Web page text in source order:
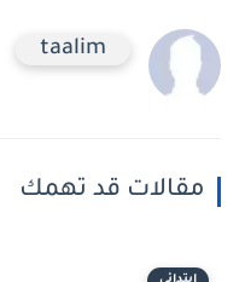
taalim
مقالات قد تهمك